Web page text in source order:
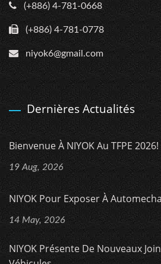
(+886) 4-781-0668
(+886) 4-781-0778
niyok6@gmail.com
Dernières Actualités
Bienvenue À NIYOK Au TFPE 2026!
19 Aug, 2026
NIYOK Pour Exposer À
14 May, 2026
NIYOK Présente De Nouveaux